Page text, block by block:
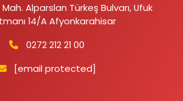
Alparslan Türkeş Bulvarı, Ufuk
14/A Afyonkarahisar
0272 212 21 00
[email protected]